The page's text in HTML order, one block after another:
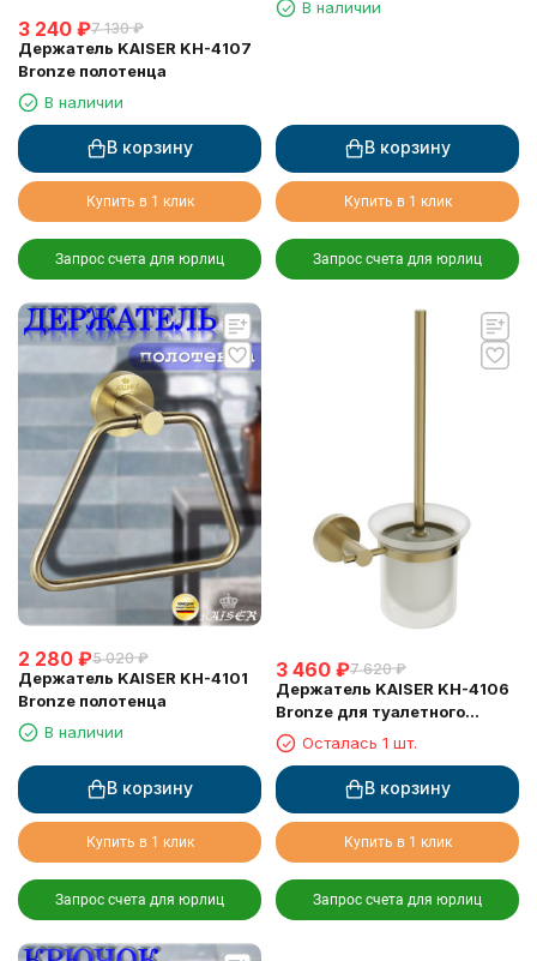
3 240 ₽7 130 ₽
Держатель KAISER KH-4107
Bronze полотенца
В наличии
В корзину
Купить в 1 клик
Запрос счета для юрлиц
В наличии
В корзину
Купить в 1 клик
Запрос счета для юрлиц
2 280 ₽5 020 ₽
Держатель KAISER KH-4101
Bronze полотенца
В наличии
В корзину
Купить в 1 клик
Запрос счета для юрлиц
3 460 ₽7 620 ₽
Держатель KAISER KH-4106
Bronze для туалетного
ершика, настенный
Осталась 1 шт.
В корзину
Купить в 1 клик
Запрос счета для юрлиц